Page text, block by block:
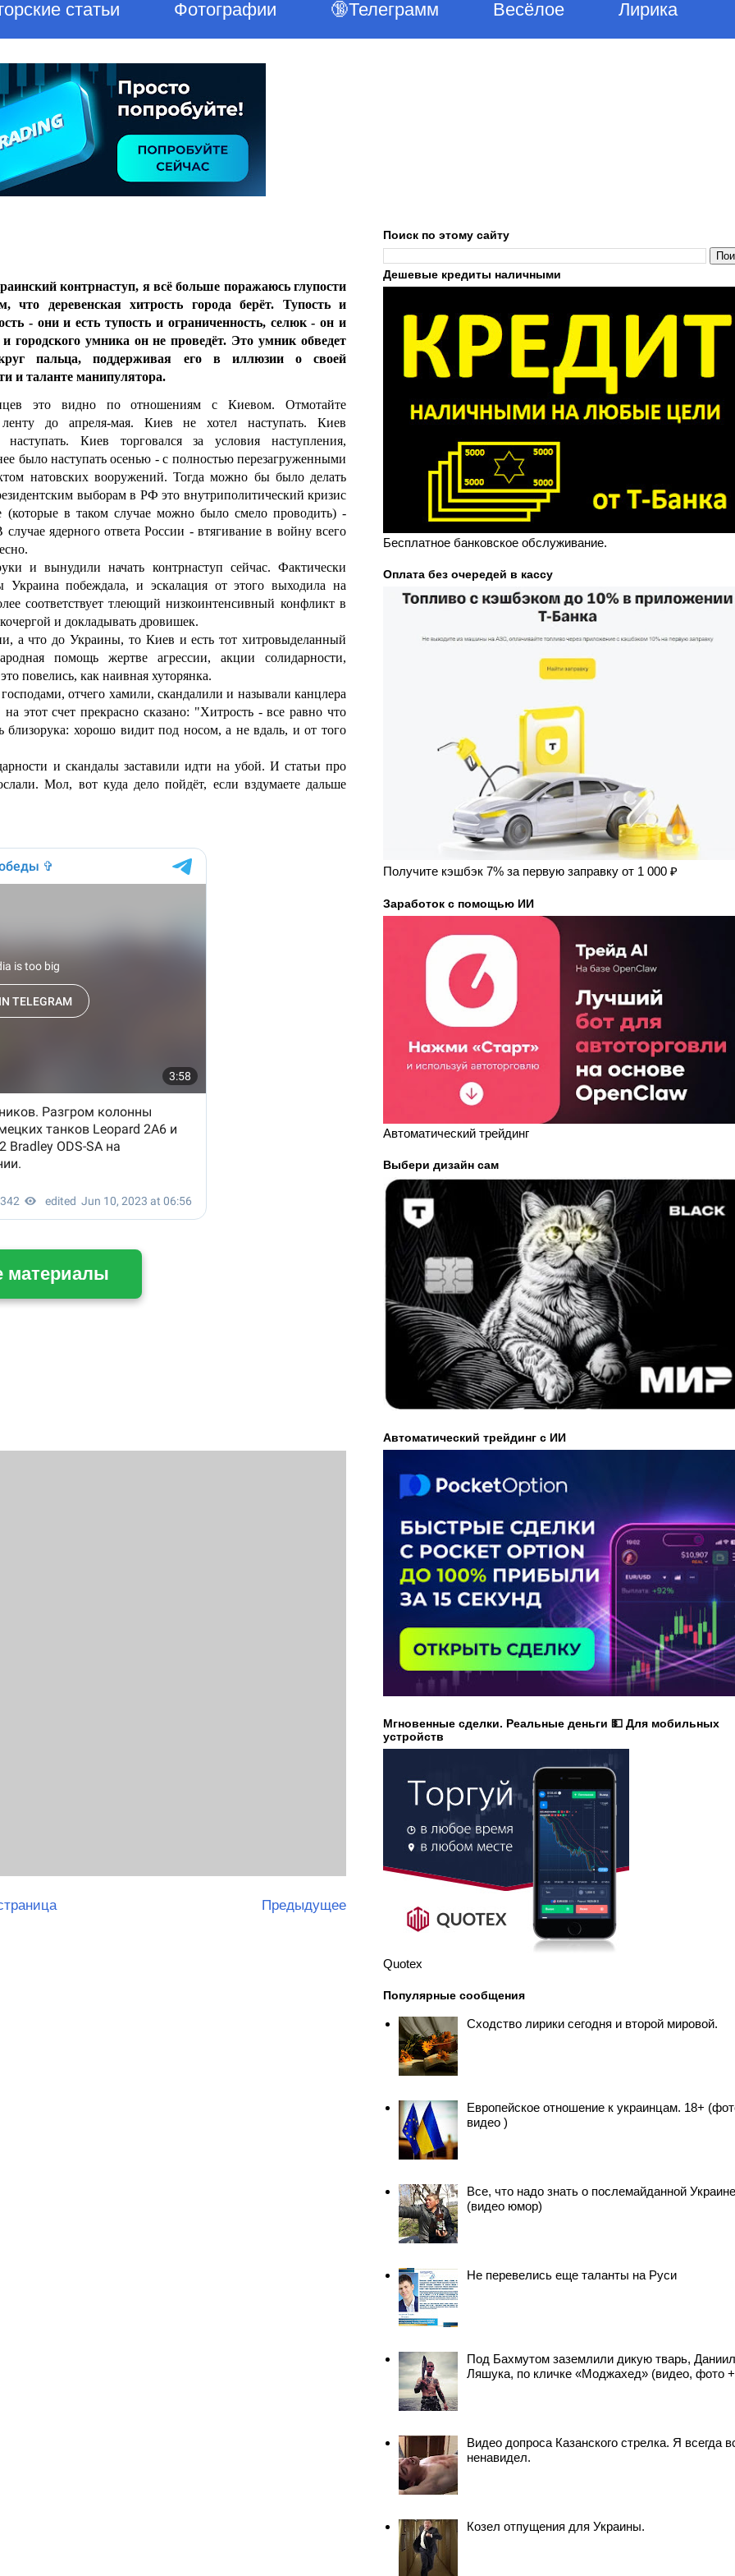
статьи Фотографии 🔞Телеграмм Весёлое Лирика
контрнаступ, я всё больше поражаюсь глупости
что деревенская хитрость города берёт. Тупость и
- они и есть тупость и ограниченность, селюк - он и
городского умника он не проведёт. Это умник обведет
пальца, поддерживая его в иллюзии о своей
и таланте манипулятора.
это видно по отношениям с Киевом. Отмотайте
до апреля-мая. Киев не хотел наступать. Киев
наступать. Киев торговался за условия наступления,
было наступать осенью - с полностью перезагруженными
натовских вооружений. Тогда можно бы было делать
выборам в РФ это внутриполитический кризис
в таком случае можно было смело проводить) -
ядерного ответа России - втягивание в войну всего
и вынудили начать контрнаступ сейчас. Фактически
побеждала, и эскалация от этого выходила на
соответствует тлеющий низкоинтенсивный конфликт в
и докладывать дровишек.
а что до Украины, то Киев и есть тот хитровыделанный
помощь жертве агрессии, акции солидарности,
повелись, как наивная хуторянка.
отчего хамили, скандалили и называли канцлера
этот счет прекрасно сказано: "Хитрость - все равно что
хорошо видит под носом, а не вдаль, и от того
и скандалы заставили идти на убой. И статьи про
Мол, вот куда дело пойдёт, если вздумаете дальше
материалы
Предыдущее
Поиск по этому сайту
Дешевые кредиты наличными
Бесплатное банковское обслуживание.
Оплата без очередей в кассу
Получите кэшбэк 7% за первую заправку от 1 000 ₽
Заработок с помощью ИИ
Автоматический трейдинг
Выбери дизайн сам
Автоматический трейдинг с ИИ
Мгновенные сделки. Реальные деньги 💵 Для мобильных
устройств
Quotex
Популярные сообщения
Сходство лирики сегодня и второй мировой.
Европейское отношение к украинцам. 18+
видео )
Все, что надо знать о послемайданной Украине
(видео юмор)
Не перевелись еще таланты на Руси
Под Бахмутом заземлили дикую тварь,
Ляшука, по кличке «Моджахед» (видео, фото
Видео допроса Казанского стрелка. Я всегда
ненавидел.
Козел отпущения для Украины.